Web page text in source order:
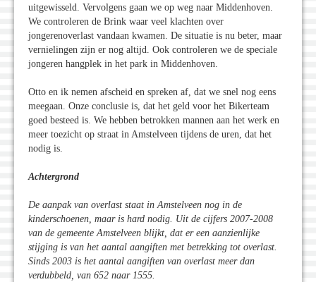
uitgewisseld. Vervolgens gaan we op weg naar Middenhoven.
We controleren de Brink waar veel klachten over
jongerenoverlast vandaan kwamen. De situatie is nu beter, maar
vernielingen zijn er nog altijd. Ook controleren we de speciale
jongeren hangplek in het park in Middenhoven.
Otto en ik nemen afscheid en spreken af, dat we snel nog eens
meegaan. Onze conclusie is, dat het geld voor het Bikerteam
goed besteed is. We hebben betrokken mannen aan het werk en
meer toezicht op straat in Amstelveen tijdens de uren, dat het
nodig is.
Achtergrond
De aanpak van overlast staat in Amstelveen nog in de
kinderschoenen, maar is hard nodig. Uit de cijfers 2007-2008
van de gemeente Amstelveen blijkt, dat er een aanzienlijke
stijging is van het aantal aangiften met betrekking tot overlast.
Sinds 2003 is het aantal aangiften van overlast meer dan
verdubbeld, van 652 naar 1555.